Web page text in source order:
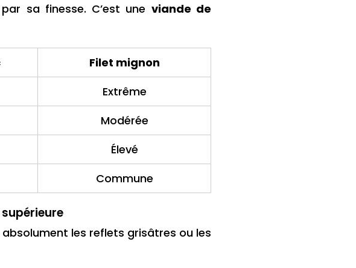
sa finesse. C’est une viande de
Filet mignon
Extrême
Modérée
Élevé
Commune
absolument les reflets grisâtres ou les